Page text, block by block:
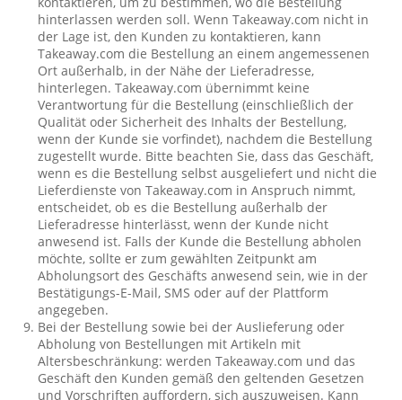
hinterlassen werden soll. Wenn Takeaway.com nicht in
der Lage ist, den Kunden zu kontaktieren, kann
Takeaway.com die Bestellung an einem angemessenen
Ort außerhalb, in der Nähe der Lieferadresse,
hinterlegen. Takeaway.com übernimmt keine
Verantwortung für die Bestellung (einschließlich der
Qualität oder Sicherheit des Inhalts der Bestellung,
wenn der Kunde sie vorfindet), nachdem die Bestellung
zugestellt wurde. Bitte beachten Sie, dass das Geschäft,
wenn es die Bestellung selbst ausgeliefert und nicht die
Lieferdienste von Takeaway.com in Anspruch nimmt,
entscheidet, ob es die Bestellung außerhalb der
Lieferadresse hinterlässt, wenn der Kunde nicht
anwesend ist. Falls der Kunde die Bestellung abholen
möchte, sollte er zum gewählten Zeitpunkt am
Abholungsort des Geschäfts anwesend sein, wie in der
Bestätigungs-E-Mail, SMS oder auf der Plattform
angegeben.
Bei der Bestellung sowie bei der Auslieferung oder
Abholung von Bestellungen mit Artikeln mit
Altersbeschränkung: werden Takeaway.com und das
Geschäft den Kunden gemäß den geltenden Gesetzen
und Vorschriften auffordern, sich auszuweisen. Kann